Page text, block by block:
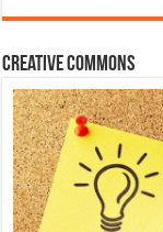
Creative Commons